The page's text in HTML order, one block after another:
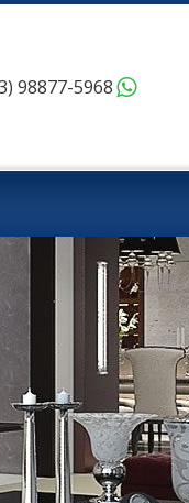
98877-5968